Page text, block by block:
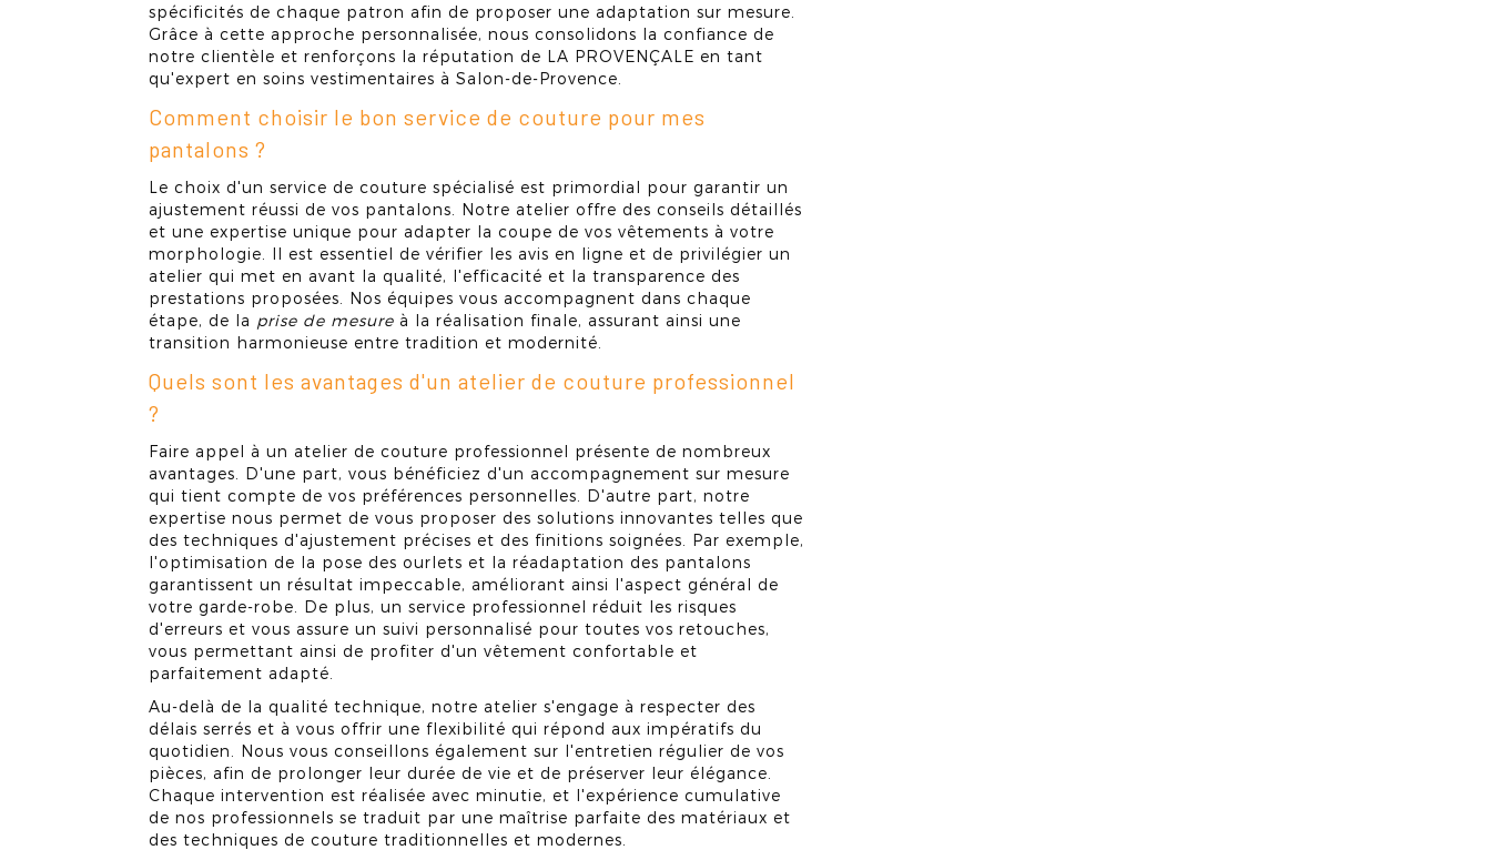
spécificités de chaque patron afin de proposer une adaptation sur mesure.
Grâce à cette approche personnalisée, nous consolidons la confiance de
notre clientèle et renforçons la réputation de LA PROVENÇALE en tant
qu'expert en soins vestimentaires à Salon-de-Provence.
Comment choisir le bon service de couture pour mes
pantalons ?
Le choix d'un service de couture spécialisé est primordial pour garantir un
ajustement réussi de vos pantalons. Notre atelier offre des conseils détaillés
et une expertise unique pour adapter la coupe de vos vêtements à votre
morphologie. Il est essentiel de vérifier les avis en ligne et de privilégier un
atelier qui met en avant la qualité, l'efficacité et la transparence des
prestations proposées. Nos équipes vous accompagnent dans chaque
étape, de la prise de mesure à la réalisation finale, assurant ainsi une
transition harmonieuse entre tradition et modernité.
Quels sont les avantages d'un atelier de couture professionnel
?
Faire appel à un atelier de couture professionnel présente de nombreux
avantages. D'une part, vous bénéficiez d'un accompagnement sur mesure
qui tient compte de vos préférences personnelles. D'autre part, notre
expertise nous permet de vous proposer des solutions innovantes telles que
des techniques d'ajustement précises et des finitions soignées. Par exemple,
l'optimisation de la pose des ourlets et la réadaptation des pantalons
garantissent un résultat impeccable, améliorant ainsi l'aspect général de
votre garde-robe. De plus, un service professionnel réduit les risques
d'erreurs et vous assure un suivi personnalisé pour toutes vos retouches,
vous permettant ainsi de profiter d'un vêtement confortable et
parfaitement adapté.
Au-delà de la qualité technique, notre atelier s'engage à respecter des
délais serrés et à vous offrir une flexibilité qui répond aux impératifs du
quotidien. Nous vous conseillons également sur l'entretien régulier de vos
pièces, afin de prolonger leur durée de vie et de préserver leur élégance.
Chaque intervention est réalisée avec minutie, et l'expérience cumulative
de nos professionnels se traduit par une maîtrise parfaite des matériaux et
des techniques de couture traditionnelles et modernes.